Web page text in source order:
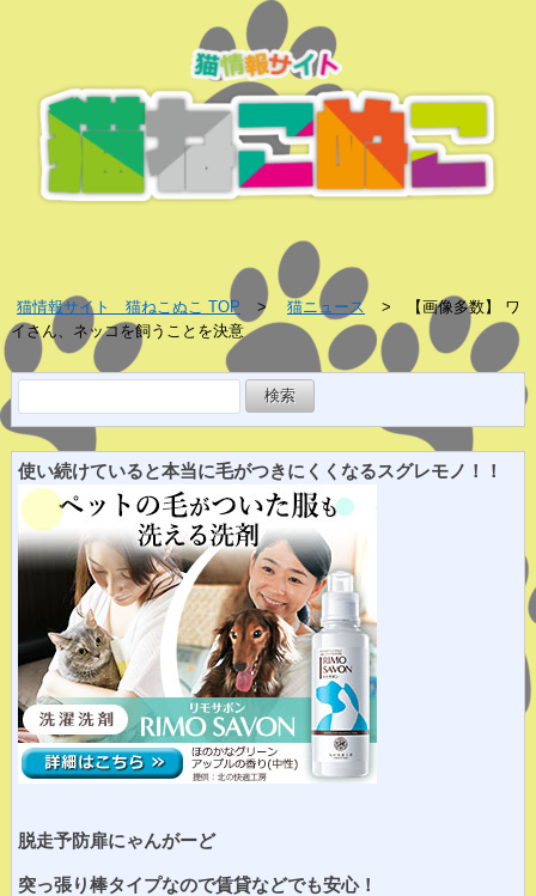
猫情報サイト 猫ねこぬこ TOP 猫ニュース
【画像多数】 ワ
イさん、ネッコを飼うことを決意
索:
使い続けていると本当に毛がつきにくくなるスグレモノ！！
脱走予防扉にゃんがーど
突っ張り棒タイプなので賃貸などでも安心！